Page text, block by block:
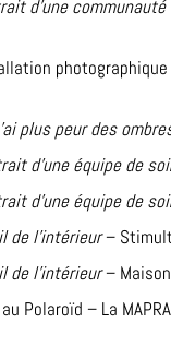
d’une
plus peur des
d’une équipe de
d’une équipe de
de l’intérieur–
de l’intérieur– Maison
Polaroïd – La